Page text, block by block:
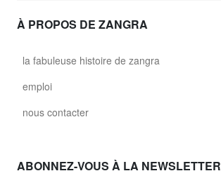
À PROPOS DE ZANGRA
la fabuleuse histoire de zangra
emploi
nous contacter
ABONNEZ-VOUS À LA NEWSLETTER